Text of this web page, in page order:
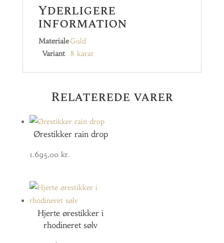
Yderligere
information
MaterialeGuld
Variant
8 karat
Relaterede varer
Ørestikker rain drop
1.695,00 kr.
Hjerte ørestikker i
rhodineret sølv